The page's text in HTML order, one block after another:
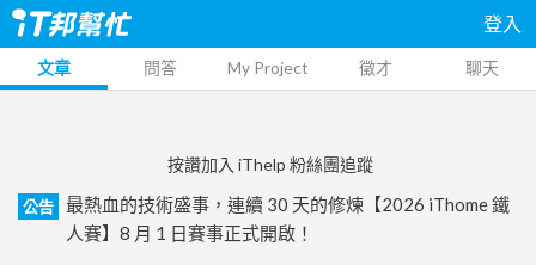
登入
文章 問答 My Project 徵才 聊天
按讚加入 iThelp 粉絲團追蹤
公告
最熱血的技術盛事，連續 30 天的修煉【2026 iThome 鐵
人賽】8 月 1 日賽事正式開啟！